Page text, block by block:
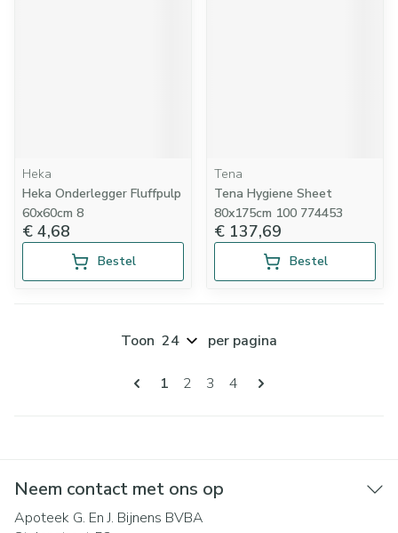
Heka
Heka Onderlegger Fluffpulp
60x60cm 8
€ 4,68
Bestel
Tena
Tena Hygiene Sheet
80x175cm 100 774453
€ 137,69
Bestel
Pagina's
U lees momenteel pagina
1 Pagina
2 Pagina
3 Pagina
4
Toon per pagina
Neem contact met ons op
Apoteek G. En J. Bijnens BVBA